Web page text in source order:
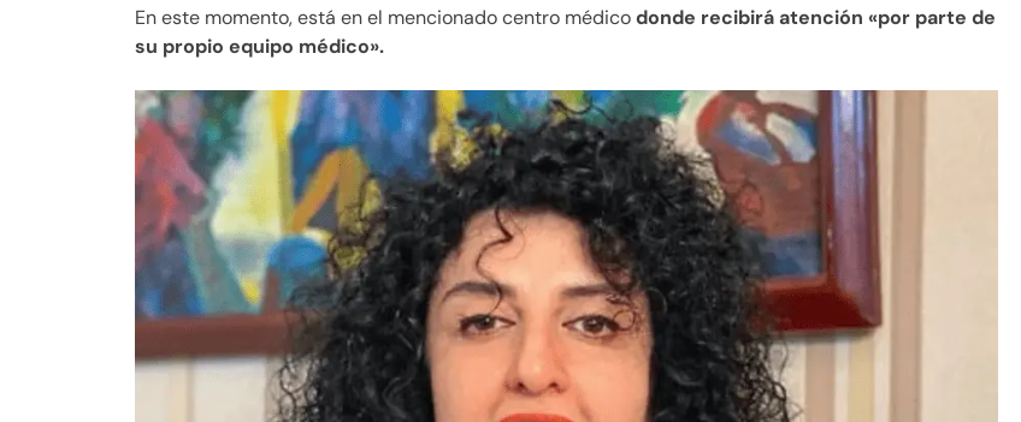
En este momento, está en el mencionado centro médicodonde recibirá atención «por parte de
su propio equipo médico».